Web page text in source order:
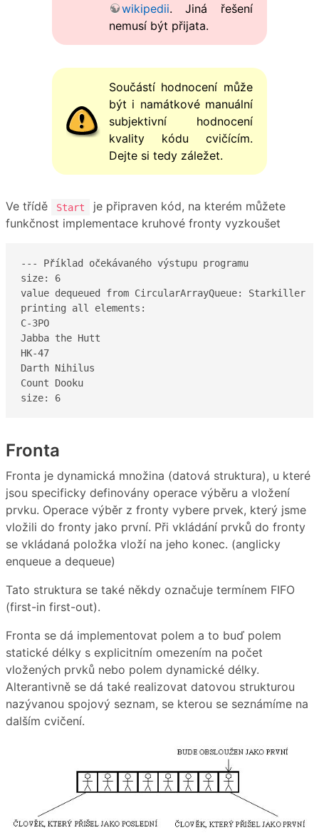
wikipedii. Jiná řešení
nemusí být přijata.
Součástí hodnocení může
být i namátkové manuální
subjektivní hodnocení
kvality kódu cvičícím.
Dejte si tedy záležet.
Ve třídě Start
je připraven kód, na kterém můžete
funkčnost implementace kruhové fronty vyzkoušet
--- Příklad očekávaného výstupu programu
size: 6
value dequeued from CircularArrayQueue: Starkiller
printing all elements:
C-3PO
Jabba the Hutt
HK-47
Darth Nihilus
Count Dooku
size: 6
Fronta
Fronta je dynamická množina (datová struktura), u které
jsou specificky definovány operace výběru a vložení
prvku. Operace výběr z fronty vybere prvek, který jsme
vložili do fronty jako první. Při vkládání prvků do fronty
se vkládaná položka vloží na jeho konec. (anglicky
enqueue a dequeue)
Tato struktura se také někdy označuje termínem FIFO
(first-in first-out).
Fronta se dá implementovat polem a to buď polem
statické délky s explicitním omezením na počet
vložených prvků nebo polem dynamické délky.
Alterantivně se dá také realizovat datovou strukturou
nazývanou spojový seznam, se kterou se seznámíme na
dalším cvičení.